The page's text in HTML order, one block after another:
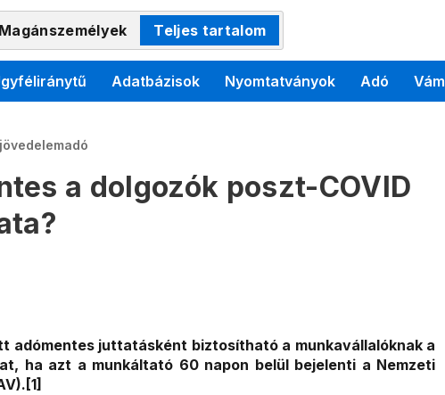
Magánszemélyek Teljes tartalom
Adatbázisok Nyomtatványok Adó Vám
a dolgozók poszt-COVID
adómentes juttatásként biztosítható a munkavállalóknak a
ha azt a munkáltató 60 napon belül bejelenti a Nemzeti